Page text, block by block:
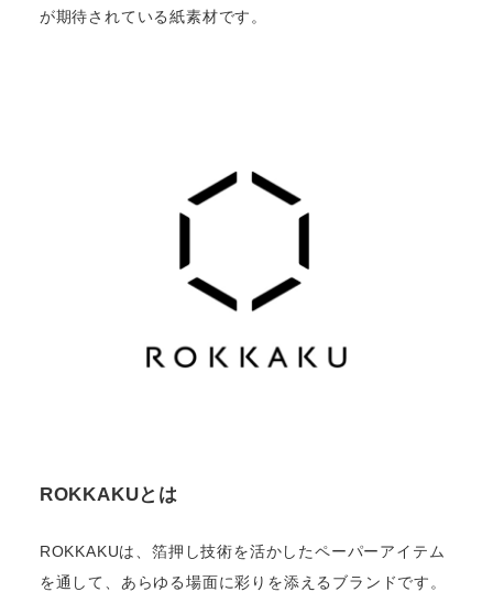
が期待されている紙素材です。
ROKKAKUとは
ROKKAKUは、箔押し技術を活かしたペーパーアイテム
を通して、あらゆる場面に彩りを添えるブランドです。